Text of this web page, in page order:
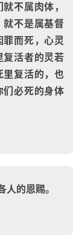
不属肉体，
不是属基督
而死，心灵
复活者的灵若
里复活的，也
们必死的身体
的恩赐。